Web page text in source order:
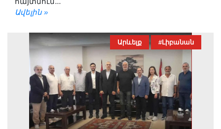
Ավելին »
Արևելք #Լիբանան